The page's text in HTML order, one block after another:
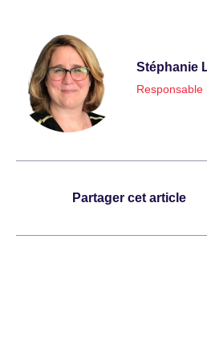
Stéphanie
Responsable
Partager cet article